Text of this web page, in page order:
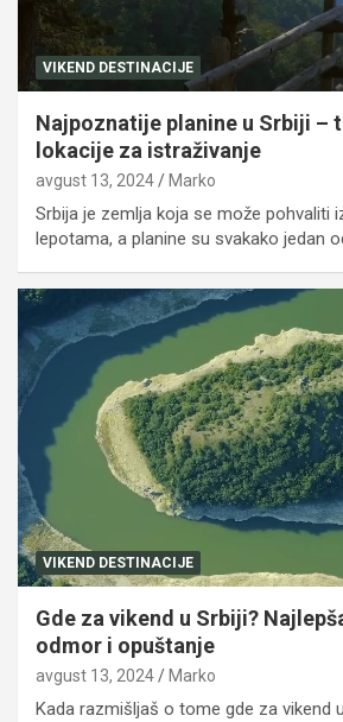
VIKEND DESTINACIJE
Najpoznatije planine u Srbiji –
lokacije za istraživanje
avgust 13, 2024 Marko
Srbija je zemlja koja se može pohvaliti
lepotama, a planine su svakako jedan
VIKEND DESTINACIJE
Gde za vikend u Srbiji?
odmor i opuštanje
avgust 13, 2024 Marko
Kada razmišljaš o tome gde za vikend